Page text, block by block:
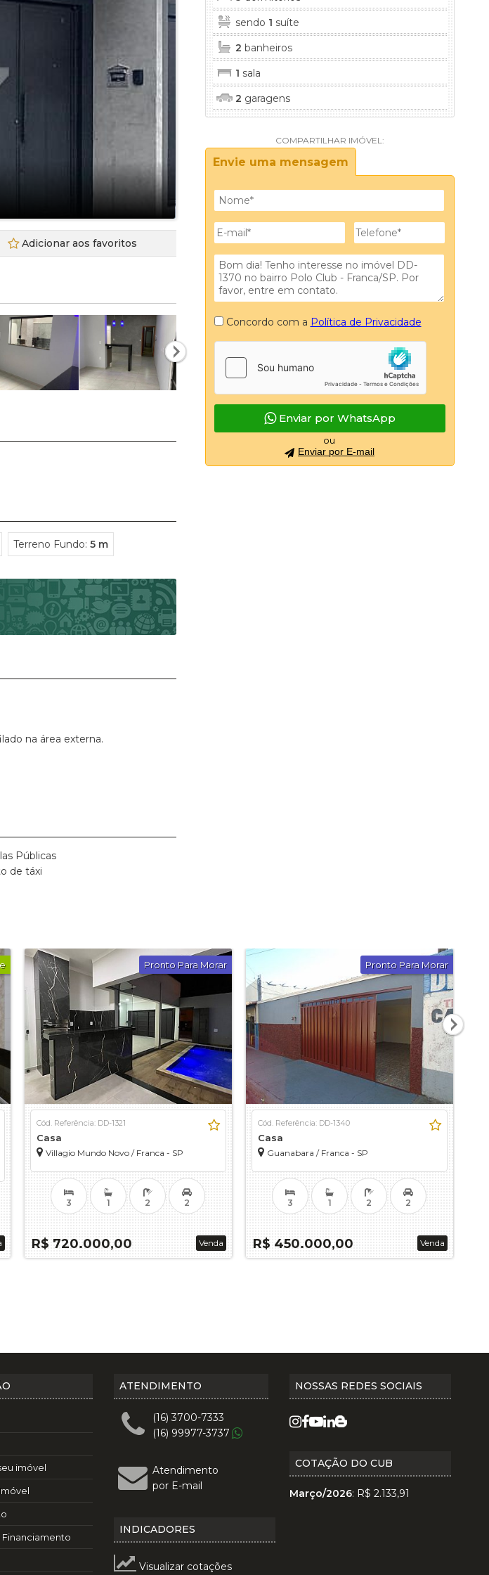
EdifÍcio Cosmopolitan (1)
Edificio Pamplona (1)
Edifício Village Franca (1)
Franca Gardem (1)
Montreux Swiss Residencial (1)
Adicionar aos favoritos
Terreno Fundo: 5 m
na área externa.
Públicas
de táxi
sendo 1 suíte
2 banheiros
1 sala
2 garagens
COMPARTILHAR IMÓVEL:
Envie uma mensagem
Concordo com a Política de Privacidade
Enviar por WhatsApp
ou
Enviar por E-mail
Pronto Para Morar
Cód. Referência: DD-1321
Casa
Villagio Mundo Novo / Franca - SP
Venda
R$ 720.000,00
3 1 2 2
Pronto Para Morar
Cód. Referência: DD-1340
Casa
Guanabara / Franca - SP
Venda
R$ 450.000,00
3 1 2 2
imóvel
ATENDIMENTO
(16) 3700-7333
(16) 99977-3737
Atendimento
por E-mail
NOSSAS REDES SOCIAIS
COTAÇÃO DO CUB
Março/2026: R$ 2.133,91
INDICADORES
Visualizar cotações